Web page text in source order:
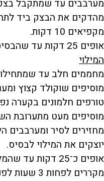
מערבבים עד שמתקבל בצק
מהדקים את הבצק ביד
מקפיאים 10 דקות.
אופים 25 דקות עד שהבסיס מתייצב. מצננים מעט.
המילוי
מחממים חלב עד
מוסיפים שוקולד קצוץ
טורפים חלמונים בקערה
מוסיפים מעט מתערובת
מחזירים לסיר ומערבבים
יוצקים את המילוי לבסיס.
אופים כ־25 דקות עד שהמלית מתייצבת.
מקררים לפחות 3 שעות לפני ההגשה.